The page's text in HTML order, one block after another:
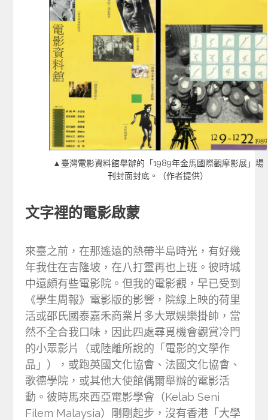
▲臺灣電影資料館舉辦的「1989年金馬國際觀摩影展」場
刊封面封底。（作者提供）
文字裡的電影啟蒙
來臺之前，在那遙遠的熱帶半島時光，有好幾
年我住在吉隆坡，在八打靈再也上班。彼時城
中還頗有些電影院。但我的電影觀，早已受到
《學生周報》電影版的影響，院線上映的荷里
活或邵氏國泰嘉禾商業片多大眾娛樂掛帥，當
然不全合我口味，因此四處尋覓機會觀賞冷門
的小眾影片（或陸離所說的「電影的文學作
品」），或跑英國文化協會、法國文化協會、
歌德學院，或其他大使館偶爾舉辦的電影活
動。彼時馬來西亞電影學會（Kelab Seni
Filem Malaysia）剛剛起步，沒有香港「大學